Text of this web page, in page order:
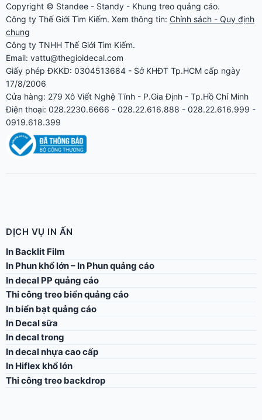
Copyright © Standee - Standy - Khung treo quảng cáo.
Công ty Thế Giới Tìm Kiếm. Xem thông tin: Chính sách - Quy định
chung
Công ty TNHH Thế Giới Tìm Kiếm.
Email: vattu@thegioidecal.com
Giấy phép ĐKKD: 0304513684 - Sở KHĐT Tp.HCM cấp ngày
17/8/2006
Cửa hàng: 279 Xô Viết Nghệ Tĩnh - P.Gia Định - Tp.Hồ Chí Minh
Điện thoại: 028.2230.6666 - 028.22.616.888 - 028.22.616.999 -
0919.618.399
DỊCH VỤ IN ẤN
In Backlit Film
In Phun khổ lớn – In Phun quảng cáo
In decal PP quảng cáo
Thi công treo biển quảng cáo
In biển bạt quảng cáo
In Decal sữa
In decal trong
In decal nhựa cao cấp
In Hiflex khổ lớn
Thi công treo backdrop